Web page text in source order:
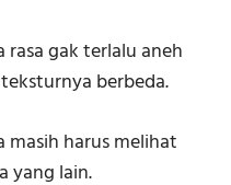
gak terlalu aneh
berbeda.
masih harus melihat
yang lain.